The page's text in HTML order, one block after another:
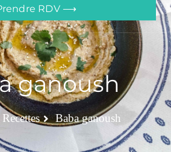
RDV ⟶
ganoush
Recettes Baba ganoush